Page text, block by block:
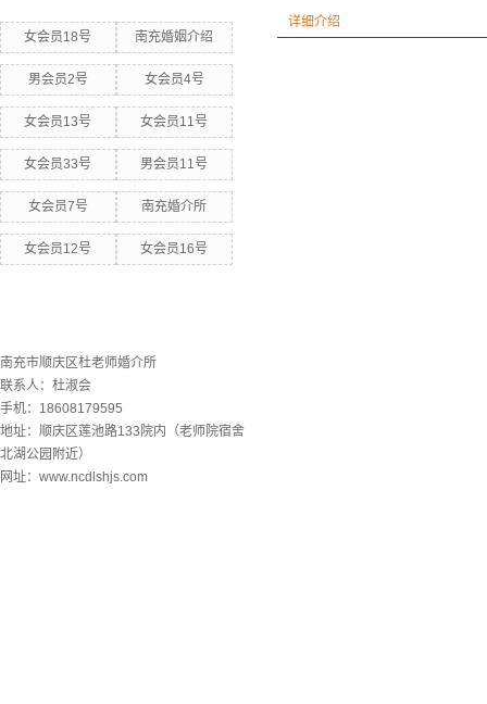
女会员18号 南充婚姻介绍
男会员2号 女会员4号
女会员13号 女会员11号
女会员33号 男会员11号
女会员7号 南充婚介所
女会员12号 女会员16号
南充市顺庆区杜老师婚介所
联系人：杜淑会
手机：18608179595
地址：顺庆区莲池路133院内（老师院宿舍
北湖公园附近）
网址：www.ncdlshjs.com
详细介绍